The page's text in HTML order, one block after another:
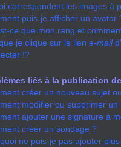
correspondent les images à
puis-je afficher un avatar
ce que mon rang et
je clique sur le lien e-mail
!?
liés à la publication
créer un nouveau sujet
modifier ou supprimer un
ajouter une signature à
créer un sondage ?
ne puis-je pas ajouter